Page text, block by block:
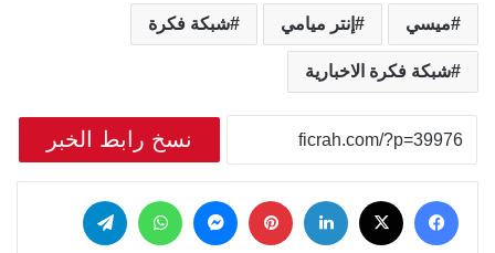
ميسي إنتر ميامي شبكة فكرة
شبكة فكرة الاخبارية
نسخ رابط الخبر
فيسبوك لينكدإن بينتيريست
ماسنجر واتساب